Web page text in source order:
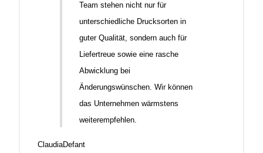
Team stehen nicht nur für
unterschiedliche Drucksorten in
guter Qualität, sondern auch für
Liefertreue sowie eine rasche
Abwicklung bei
Änderungswünschen. Wir können
das Unternehmen wärmstens
weiterempfehlen.
ClaudiaDefant